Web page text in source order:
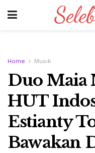
Home Musik
Duo Maia
HUT
Estianty
Bawakan